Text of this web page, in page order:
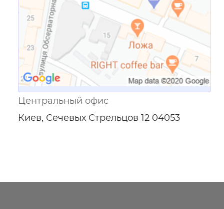
Центральный офис
Киев, Сечевых Стрельцов 12 04053